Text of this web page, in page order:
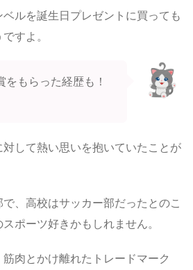
ルを誕生日プレゼントに買っても
すよ。
もらった経歴も！
して熱い思いを抱いていたことが
、高校はサッカー部だったとのこ
ポーツ好きかもしれません。
肉とかけ離れたトレードマーク